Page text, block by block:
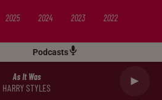
Podcasts
As It Was
HARRY STYLES
2025 2024 2023 2022